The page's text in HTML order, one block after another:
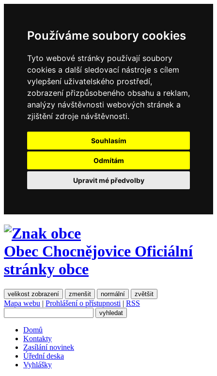
Používáme soubory cookies
Tyto webové stránky používají soubory
cookies a další sledovací nástroje s cílem
vylepšení uživatelského prostředí,
zobrazení přizpůsobeného obsahu a reklam,
analýzy návštěvnosti webových stránek a
zjištění zdroje návštěvnosti.
Souhlasím
Odmítám
Upravit mé předvolby
Obec Chocnějovice Oficiální
stránky obce
velikost zobrazení zmenšit normální zvětšit
Mapa webu | Prohlášení o přístupnosti | RSS
Domů
Kontakty
Zasílání novinek
Úřední deska
Vyhlášky